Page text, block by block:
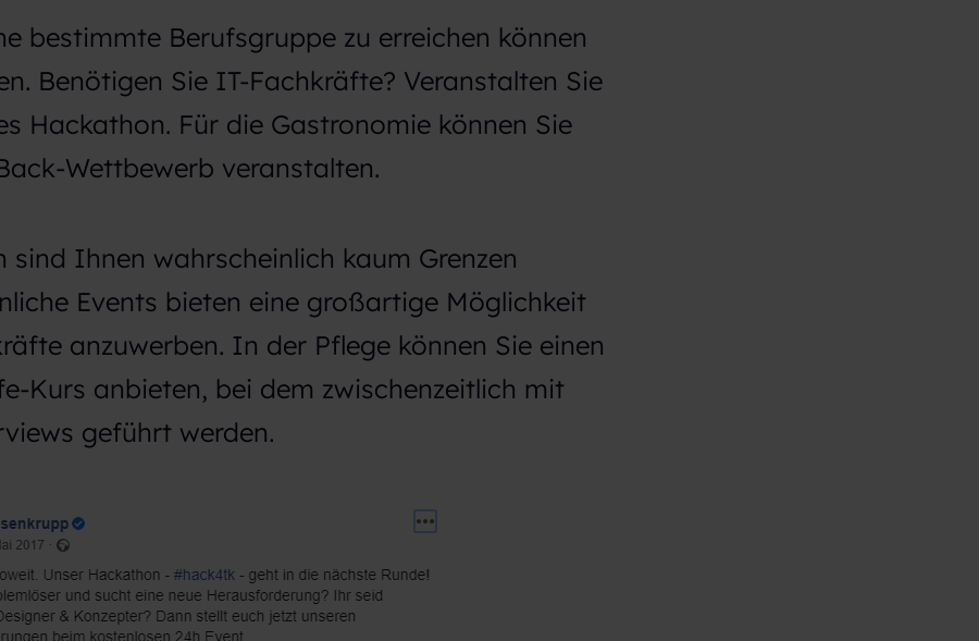
bestimmte Berufsgruppe zu erreichen können
Benötigen Sie IT-Fachkräfte? Veranstalten Sie
Hackathon. Für die Gastronomie können Sie
Wettbewerb veranstalten.
sind Ihnen wahrscheinlich kaum Grenzen
Events bieten eine großartige Möglichkeit
anzuwerben. In der Pflege können Sie einen
Kurs anbieten, bei dem zwischenzeitlich mit
geführt werden.